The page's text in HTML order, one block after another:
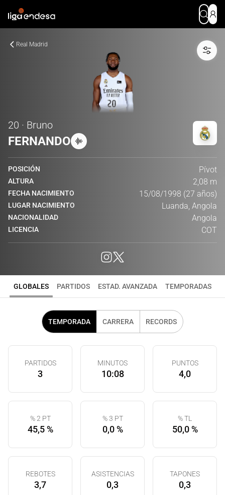
Real Madrid
20 · Bruno
FERNANDO
POSICIÓN Pívot
ALTURA 2,08 m
FECHA NACIMIENTO 15/08/1998 (27 años)
LUGAR NACIMIENTO Luanda, Angola
NACIONALIDAD Angola
LICENCIA COT
GLOBALES PARTIDOS ESTAD. AVANZADA TEMPORADAS
TEMPORADA CARRERA RECORDS
PARTIDOS
3
MINUTOS
10:08
PUNTOS
4,0
% 2 PT
45,5 %
% 3 PT
0,0 %
% TL
50,0 %
REBOTES
3,7
ASISTENCIAS
0,3
TAPONES
0,3